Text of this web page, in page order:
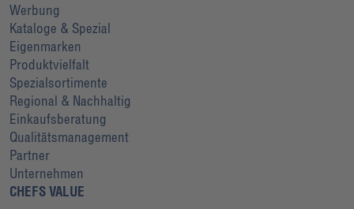
Werbung
Kataloge & Spezial
Eigenmarken
Produktvielfalt
Spezialsortimente
Regional & Nachhaltig
Einkaufsberatung
Qualitätsmanagement
Partner
Unternehmen
CHEFS VALUE